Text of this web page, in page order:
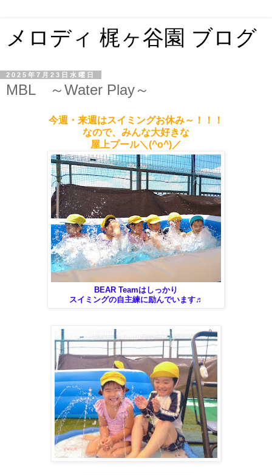
メロディ 梶ヶ谷園 ブログ
2025年7月23日水曜日
MBL ～Water Play～
今週・来週はスイミングお休み～！！！
なので、みんな大好きな
屋上プール＼(^o^)／
BEAR Teamはしっかり
スイミングの自主練に励んでいます♬